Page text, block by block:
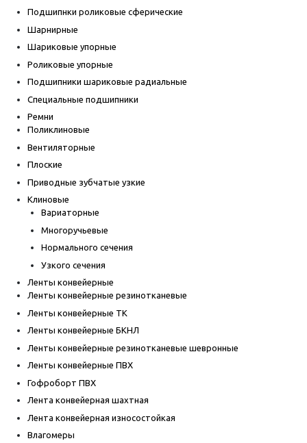
Подшипнки роликовые сферические
Шарнирные
Шариковые упорные
Роликовые упорные
Подшипники шариковые радиальные
Специальные подшипники
Ремни
Поликлиновые
Вентиляторные
Плоские
Приводные зубчатые узкие
Клиновые
Вариаторные
Многоручьевые
Нормального сечения
Узкого сечения
Ленты конвейерные
Ленты конвейерные резинотканевые
Ленты конвейерные ТК
Ленты конвейерные БКНЛ
Ленты конвейерные резинотканевые шевронные
Ленты конвейерные ПВХ
Гофроборт ПВХ
Лента конвейерная шахтная
Лента конвейерная износостойкая
Влагомеры